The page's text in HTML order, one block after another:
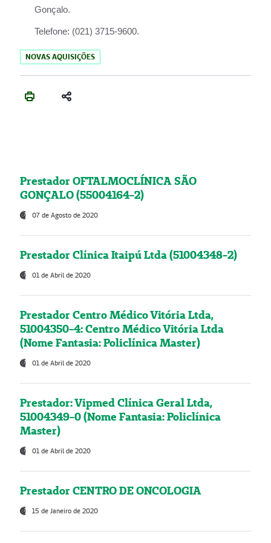
Gonçalo.
Telefone: (021) 3715-9600.
NOVAS AQUISIÇÕES
Prestador OFTALMOCLÍNICA SÃO
GONÇALO (55004164-2)
07 de Agosto de 2020
Prestador Clínica Itaipú Ltda (51004348-2)
01 de Abril de 2020
Prestador Centro Médico Vitória Ltda,
51004350-4: Centro Médico Vitória Ltda
(Nome Fantasia: Policlínica Master)
01 de Abril de 2020
Prestador: Vipmed Clínica Geral Ltda,
51004349-0 (Nome Fantasia: Policlínica
Master)
01 de Abril de 2020
Prestador CENTRO DE ONCOLOGIA
15 de Janeiro de 2020